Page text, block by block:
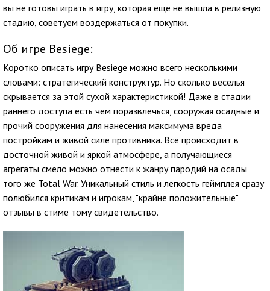
вы не готовы играть в игру, которая еще не вышла в релизную
стадию, советуем воздержаться от покупки.
Об игре Besiege:
Коротко описать игру Besiege можно всего несколькими
словами: стратегический конструктур. Но сколько веселья
скрывается за этой сухой характеристикой! Даже в стадии
раннего доступа есть чем поразвлечься, сооружая осадные и
прочий сооружения для нанесения максимума вреда
постройкам и живой силе противника. Всё происходит в
досточной живой и яркой атмосфере, а получающиеся
агрегаты смело можно отнести к жанру пародий на осады
того же Total War. Уникальный стиль и легкость геймплея сразу
полюбился критикам и игрокам, "крайне положительные"
отзывы в стиме тому свидетельство.